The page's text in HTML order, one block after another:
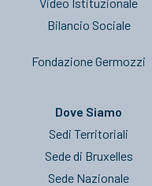
Bilancio Sociale
Fondazione Germozzi
Dove Siamo
Sedi Territoriali
Sede di Bruxelles
Sede Nazionale